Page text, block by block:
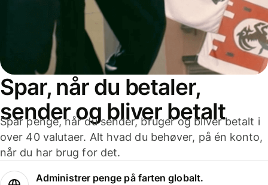
Spar, når du betaler,
sender og bliver betalt
Spar penge, når du sender, bruger og bliver betalt i
over 40 valutaer. Alt hvad du behøver, på én konto,
når du har brug for det.
Administrer penge på farten globalt.